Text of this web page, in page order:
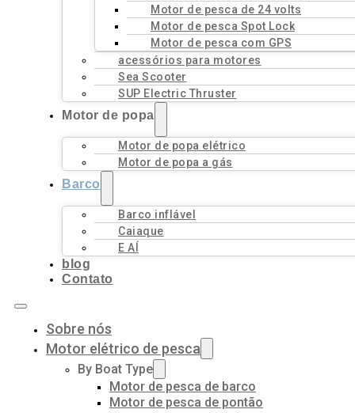
Motor de pesca de 24 volts
Motor de pesca Spot Lock
Motor de pesca com GPS
acessórios para motores
Sea Scooter
SUP Electric Thruster
Motor de popa
Motor de popa elétrico
Motor de popa a gás
Barco
Barco inflável
Caiaque
E AÍ
blog
Contato
Sobre nós
Motor elétrico de pesca
By Boat Type
Motor de pesca de barco
Motor de pesca de pontão